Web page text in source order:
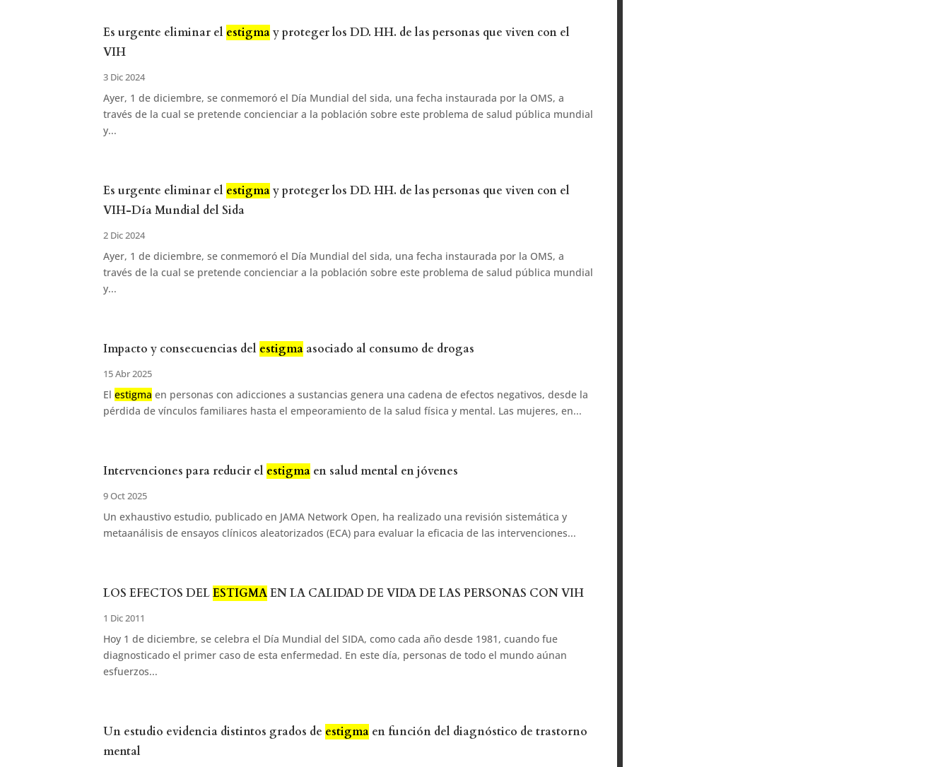
Es urgente eliminar el estigmay proteger los DD. HH. de las personas que viven con el
VIH
3 Dic 2024
Ayer, 1 de diciembre, se conmemoró el Día Mundial del sida, una fecha instaurada por la OMS, a
través de la cual se pretende concienciar a la población sobre este problema de salud pública mundial
y...
Es urgente eliminar el estigmay proteger los DD. HH. de las personas que viven con el
VIH-Día Mundial del Sida
2 Dic 2024
Ayer, 1 de diciembre, se conmemoró el Día Mundial del sida, una fecha instaurada por la OMS, a
través de la cual se pretende concienciar a la población sobre este problema de salud pública mundial
y...
Impacto y consecuencias del estigma asociado al consumo de drogas
15 Abr 2025
Elestigma en personas con adicciones a sustancias genera una cadena de efectos negativos, desde la
pérdida de vínculos familiares hasta el empeoramiento de la salud física y mental. Las mujeres, en...
Intervenciones para reducir el estigma en salud mental en jóvenes
9 Oct 2025
Un exhaustivo estudio, publicado en JAMA Network Open, ha realizado una revisión sistemática y
metaanálisis de ensayos clínicos aleatorizados (ECA) para evaluar la eficacia de las intervenciones...
LOS EFECTOS DELESTIGMAEN LA CALIDAD DE VIDA DE LAS PERSONAS CON VIH
1 Dic 2011
Hoy 1 de diciembre, se celebra el Día Mundial del SIDA, como cada año desde 1981, cuando fue
diagnosticado el primer caso de esta enfermedad. En este día, personas de todo el mundo aúnan
esfuerzos...
Un estudio evidencia distintos grados de estigma en función del diagnóstico de trastorno
mental